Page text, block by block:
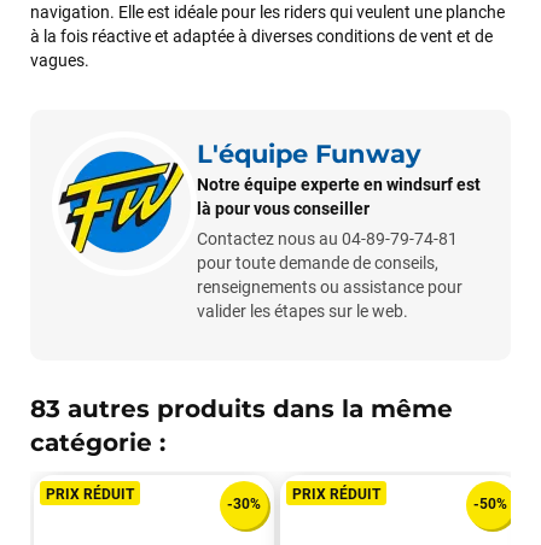
navigation. Elle est idéale pour les riders qui veulent une planche
à la fois réactive et adaptée à diverses conditions de vent et de
vagues.
L'équipe Funway
Notre équipe experte en windsurf est
là pour vous conseiller
Contactez nous au 04-89-79-74-81
pour toute demande de conseils,
renseignements ou assistance pour
valider les étapes sur le web.
83 autres produits dans la même
catégorie :
PRIX RÉDUIT
-30%
PRIX RÉDUIT
-50%
Cela faisait 6 mois que je galérais à remplacer ma board eux
m'ont trouvé une pépite à laquelle je n'aurais jamais pensé !
Excellent conseil excellent prix et en plus super sympas. Merci
Maronui RICHMOND
il y a 3 mois
J'ai acheté une voile d'occasion depuis Tahiti. Super service.
L'envoi a été rapide. La voile est arrivée en super état.
Mauruuru roa.
LAISSER UN AVIS